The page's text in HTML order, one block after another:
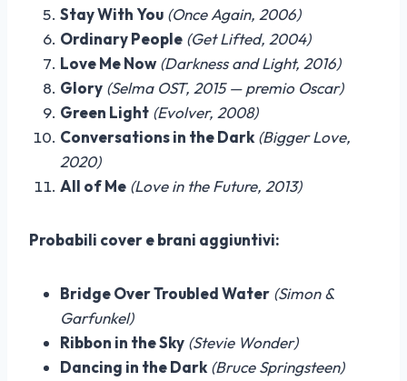
Stay With You (Once Again, 2006)
Ordinary People (Get Lifted, 2004)
Love Me Now (Darkness and Light, 2016)
Glory (Selma OST, 2015 — premio Oscar)
Green Light (Evolver, 2008)
Conversations in the Dark (Bigger Love,
2020)
All of Me (Love in the Future, 2013)
Probabili cover e brani aggiuntivi:
Bridge Over Troubled Water (Simon &
Garfunkel)
Ribbon in the Sky (Stevie Wonder)
Dancing in the Dark (Bruce Springsteen)